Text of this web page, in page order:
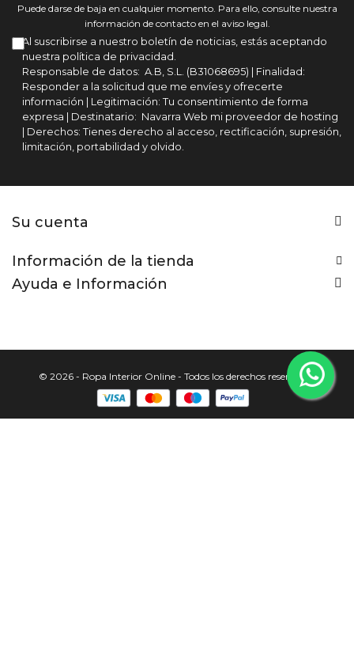
Puede darse de baja en cualquier momento. Para ello, consulte nuestra
información de contacto en el aviso legal.
Al suscribirse a nuestro boletín de noticias, estás aceptando
nuestra política de privacidad.
Responsable de datos: A.B, S.L. (B31068695) | Finalidad:
Responder a la solicitud que me envíes y ofrecerte
información | Legitimación: Tu consentimiento de forma
expresa | Destinatario: Navarra Web mi proveedor de hosting
| Derechos: Tienes derecho al acceso, rectificación, supresión,
limitación, portabilidad y olvido.
Su cuenta
Información de la tienda
Ayuda e Información
© 2026 - Ropa Interior Online - Todos los derechos reservados